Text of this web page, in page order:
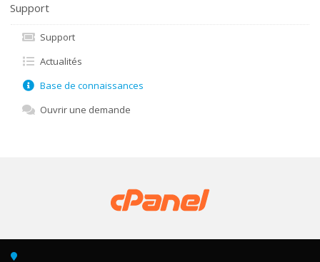
Support
Support
Actualités
Base de connaissances
Ouvrir une demande